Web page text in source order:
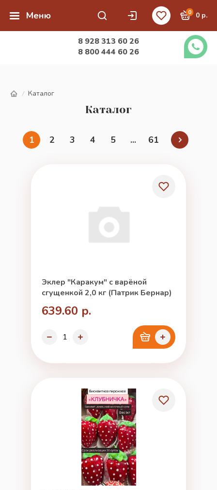
Меню 0 0 р.
8 928 313 60 26
8 800 444 60 26
/ Каталог
Каталог
1 2 3 4 5 ... 61
Эклер "Каракум" с варёной
сгущенкой 2,0 кг (Патрик Бернар)
639.60 р.